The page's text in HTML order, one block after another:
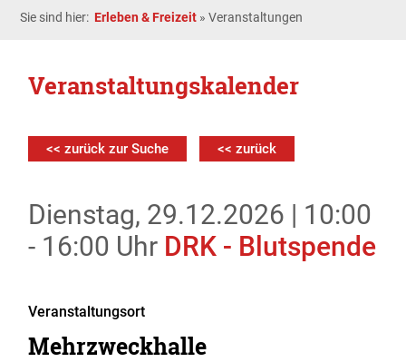
Sie sind hier: Erleben & Freizeit »Veranstaltungen
Veranstaltungskalender
<< zurück zur Suche << zurück
Dienstag, 29.12.2026 | 10:00
- 16:00 Uhr DRK - Blutspende
Veranstaltungsort
Mehrzweckhalle